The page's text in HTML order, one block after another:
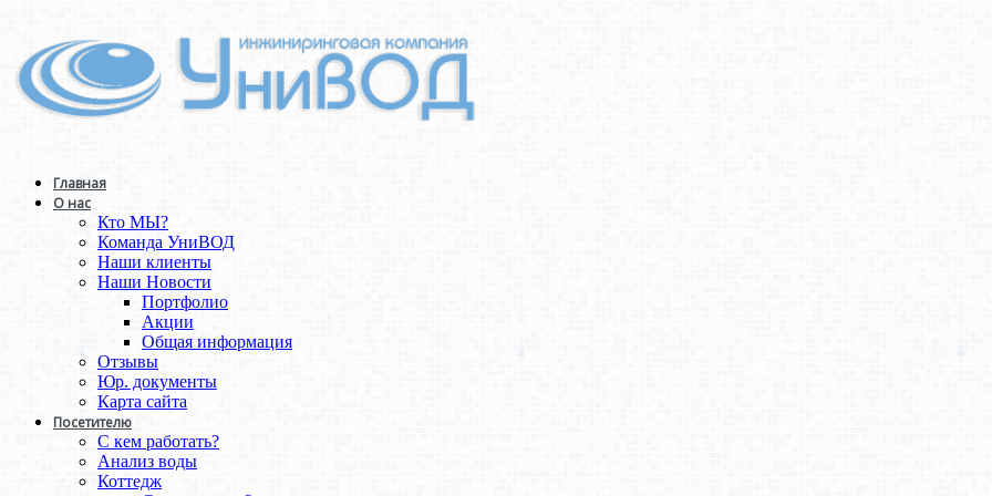
Главная
О нас
Кто МЫ?
Команда УниВОД
Наши клиенты
Наши Новости
Портфолио
Акции
Общая информация
Отзывы
Юр. документы
Карта сайта
Посетителю
С кем работать?
Анализ воды
Коттедж